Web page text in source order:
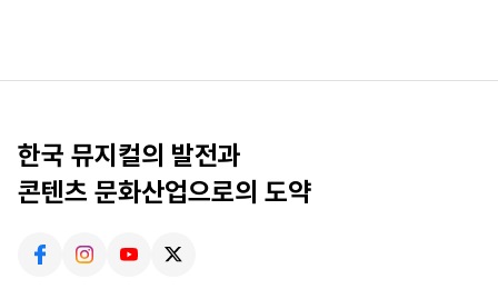
한국 뮤지컬의 발전과
콘텐츠 문화산업으로의 도약